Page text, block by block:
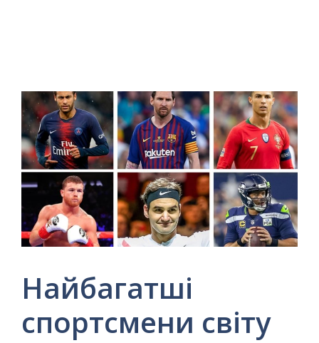
Найбагатші
спортсмени світу